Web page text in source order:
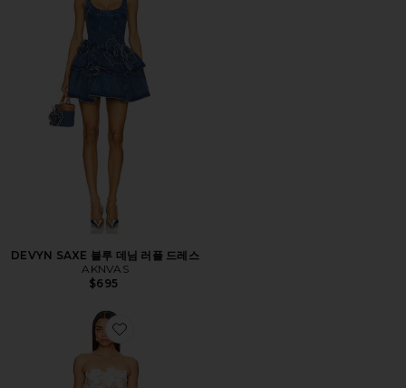
DEVYN SAXE 블루 데님 러플 드레스
AKNVAS
$695
Favorite JASMINE MARAYA 미니 원피스